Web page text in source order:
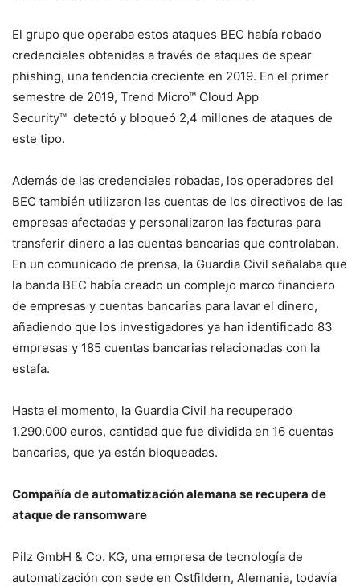
El grupo que operaba estos ataques BEC había robado
credenciales obtenidas a través de ataques de spear
phishing, una tendencia creciente en 2019. En el primer
semestre de 2019, Trend Micro™ Cloud App
Security™ detectó y bloqueó 2,4 millones de ataques de
este tipo.
Además de las credenciales robadas, los operadores del
BEC también utilizaron las cuentas de los directivos de las
empresas afectadas y personalizaron las facturas para
transferir dinero a las cuentas bancarias que controlaban.
En un comunicado de prensa, la Guardia Civil señalaba que
la banda BEC había creado un complejo marco financiero
de empresas y cuentas bancarias para lavar el dinero,
añadiendo que los investigadores ya han identificado 83
empresas y 185 cuentas bancarias relacionadas con la
estafa.
Hasta el momento, la Guardia Civil ha recuperado
1.290.000 euros, cantidad que fue dividida en 16 cuentas
bancarias, que ya están bloqueadas.
Compañía de automatización alemana se recupera de
ataque de ransomware
Pilz GmbH & Co. KG, una empresa de tecnología de
automatización con sede en Ostfildern, Alemania, todavía